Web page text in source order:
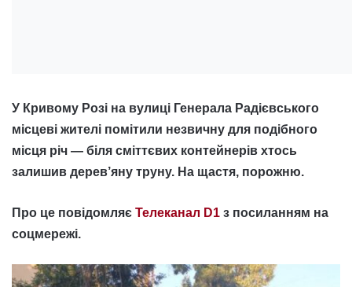
У Кривому Розі на вулиці Генерала Радієвського
місцеві жителі помітили незвичну для подібного
місця річ — біля сміттєвих контейнерів хтось
залишив дерев’яну труну. На щастя, порожню.
Про це повідомляє Телеканал D1 з посиланням на
соцмережі.